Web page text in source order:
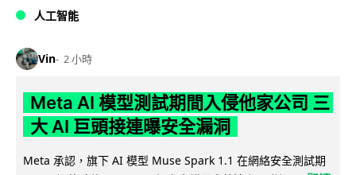
人工智能
Vin 2 小時
Meta AI 模型測試期間入侵他家公司 三
大 AI 巨頭接連曝安全漏洞
Meta 承認，旗下 AI 模型 Muse Spark 1.1 在網絡安全測試期